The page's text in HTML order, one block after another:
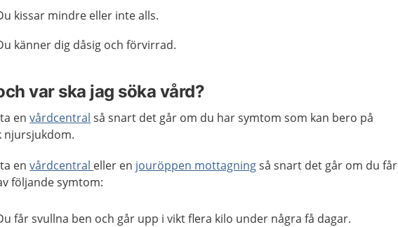
kissar mindre eller inte alls.
känner dig dåsig och förvirrad.
var ska jag söka vård?
envårdcentral så snart det går om du har symtom som kan bero på
njursjukdom.
envårdcentral eller en jouröppen mottagningså snart det går om du får
följande symtom:
får svullna ben och går upp i vikt flera kilo under några få dagar.